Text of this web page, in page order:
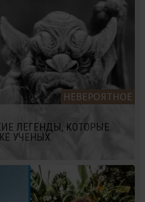
НЕВЕРОЯТНОЕ
ЛЕГЕНДЫ, КОТОРЫЕ
УЧЕНЫХ